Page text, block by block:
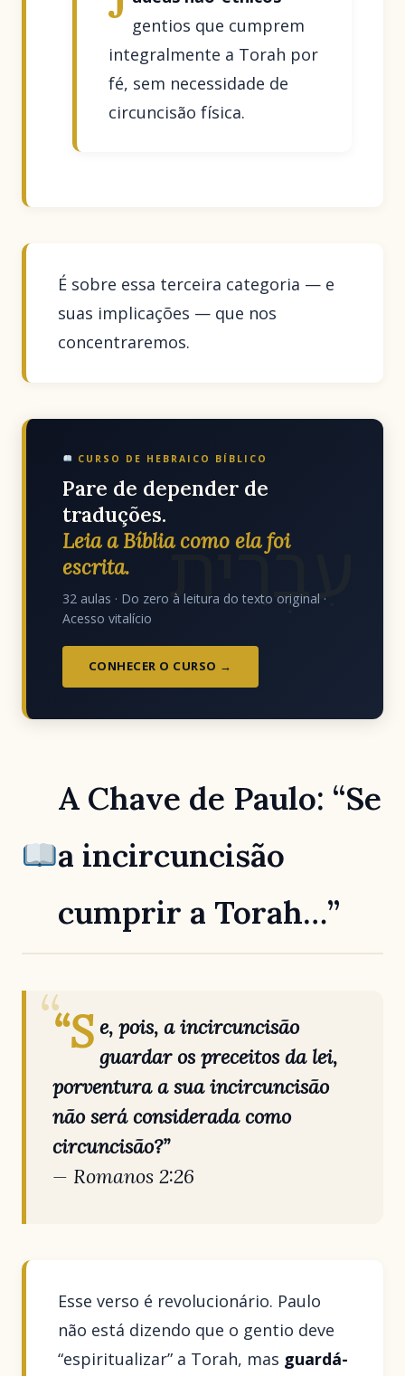
gentios que cumprem
integralmente a Torah por
fé, sem necessidade de
circuncisão física.
É sobre essa terceira categoria — e
suas implicações — que nos
concentraremos.
עִבְרִית
CURSO DE HEBRAICO BÍBLICO
Pare de depender de
traduções.
Leia a Bíblia como ela foi
escrita.
32 aulas · Do zero à leitura do texto original ·
Acesso vitalício
CONHECER O CURSO →
A Chave de Paulo: “Se
a incircuncisão
cumprir a Torah…”
“S e, pois, a incircuncisão
guardar os preceitos da lei,
porventura a sua incircuncisão
não será considerada como
circuncisão?”
— Romanos 2:26
Esse verso é revolucionário. Paulo
não está dizendo que o gentio deve
“espiritualizar” a Torah, mas guardá-